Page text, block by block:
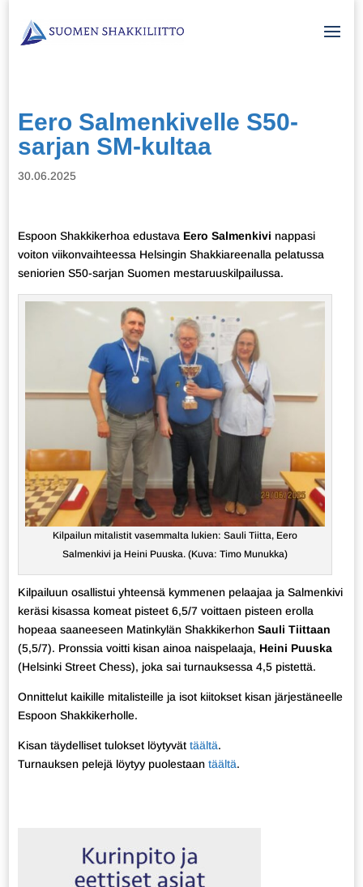
Eero Salmenkivelle S50-
sarjan SM-kultaa
30.06.2025
Espoon Shakkikerhoa edustava Eero Salmenkivi nappasi
voiton viikonvaihteessa Helsingin Shakkiareenalla pelatussa
seniorien S50-sarjan Suomen mestaruuskilpailussa.
Kilpailun mitalistit vasemmalta lukien: Sauli Tiitta, Eero
Salmenkivi ja Heini Puuska. (Kuva: Timo Munukka)
Kilpailuun osallistui yhteensä kymmenen pelaajaa ja Salmenkivi
keräsi kisassa komeat pisteet 6,5/7 voittaen pisteen erolla
hopeaa saaneeseen Matinkylän Shakkikerhon Sauli Tiittaan
(5,5/7). Pronssia voitti kisan ainoa naispelaaja, Heini Puuska
(Helsinki Street Chess), joka sai turnauksessa 4,5 pistettä.
Onnittelut kaikille mitalisteille ja isot kiitokset kisan järjestäneelle
Espoon Shakkikerholle.
Kisan täydelliset tulokset löytyvät täältä.
Turnauksen pelejä löytyy puolestaan täältä.